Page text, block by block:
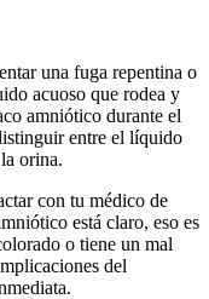
una fuga repentina o
acuoso que rodea y
amniótico durante el
entre el líquido
orina.
con tu médico de
está claro, eso es
o tiene un mal
del